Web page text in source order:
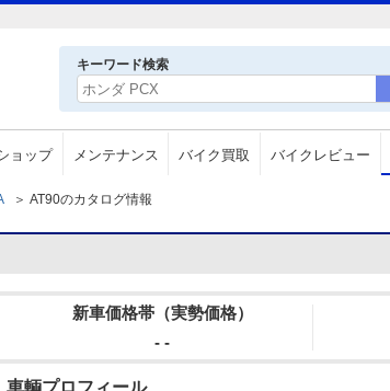
キーワード検索
ョップ メンテナンス バイク買取 バイクレビュー
＞ AT90のカタログ情報
新車価格帯（実勢価格）
- -
車輌プロフィール